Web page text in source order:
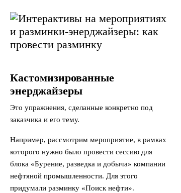
Кастомизированные
энерджайзеры
Это упражнения, сделанные конкретно под
заказчика и его тему.
Например, рассмотрим мероприятие, в рамках
которого нужно было провести сессию для
блока «Бурение, разведка и добыча» компании
нефтяной промышленности. Для этого
придумали разминку «Поиск нефти».